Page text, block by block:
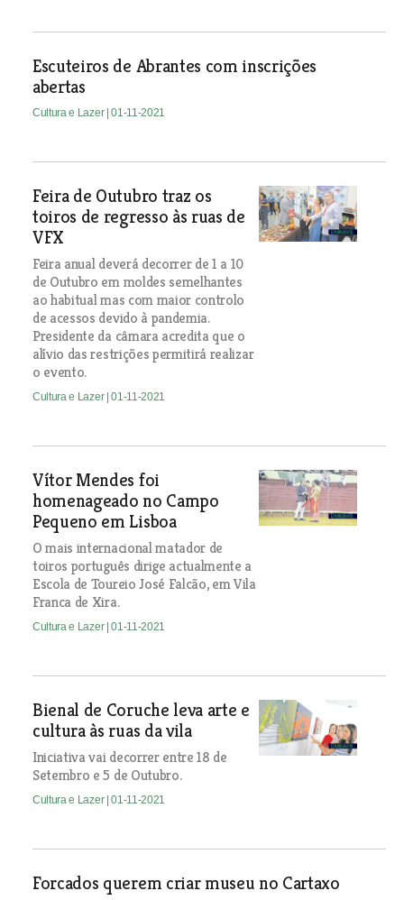
Escuteiros de Abrantes com inscrições
abertas
Cultura e Lazer | 01-11-2021
Feira de Outubro traz os
toiros de regresso às ruas de
VFX
Feira anual deverá decorrer de 1 a 10
de Outubro em moldes semelhantes
ao habitual mas com maior controlo
de acessos devido à pandemia.
Presidente da câmara acredita que o
alívio das restrições permitirá realizar
o evento.
Cultura e Lazer | 01-11-2021
Vítor Mendes foi
homenageado no Campo
Pequeno em Lisboa
O mais internacional matador de
toiros português dirige actualmente a
Escola de Toureio José Falcão, em Vila
Franca de Xira.
Cultura e Lazer | 01-11-2021
Bienal de Coruche leva arte e
cultura às ruas da vila
Iniciativa vai decorrer entre 18 de
Setembro e 5 de Outubro.
Cultura e Lazer | 01-11-2021
Forcados querem criar museu no Cartaxo